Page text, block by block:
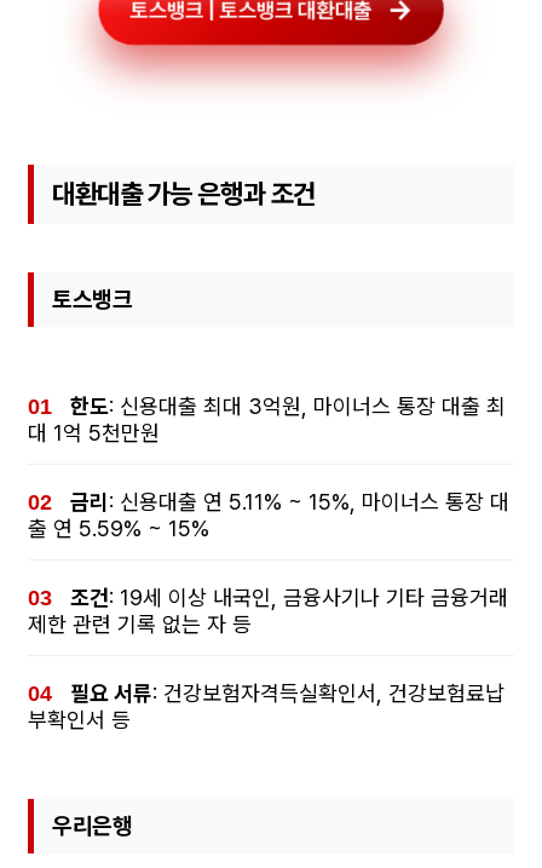
토스뱅크 | 토스뱅크 대환대출
대환대출 가능 은행과 조건
토스뱅크
한도: 신용대출 최대 3억원, 마이너스 통장 대출 최
대 1억 5천만원
금리 : 신용대출 연 5.11% ~ 15%, 마이너스 통장 대
출 연 5.59% ~ 15%
조건: 19세 이상 내국인, 금융사기나 기타 금융거래
제한 관련 기록 없는 자 등
필요 서류: 건강보험자격득실확인서, 건강보험료납
부확인서 등
우리은행